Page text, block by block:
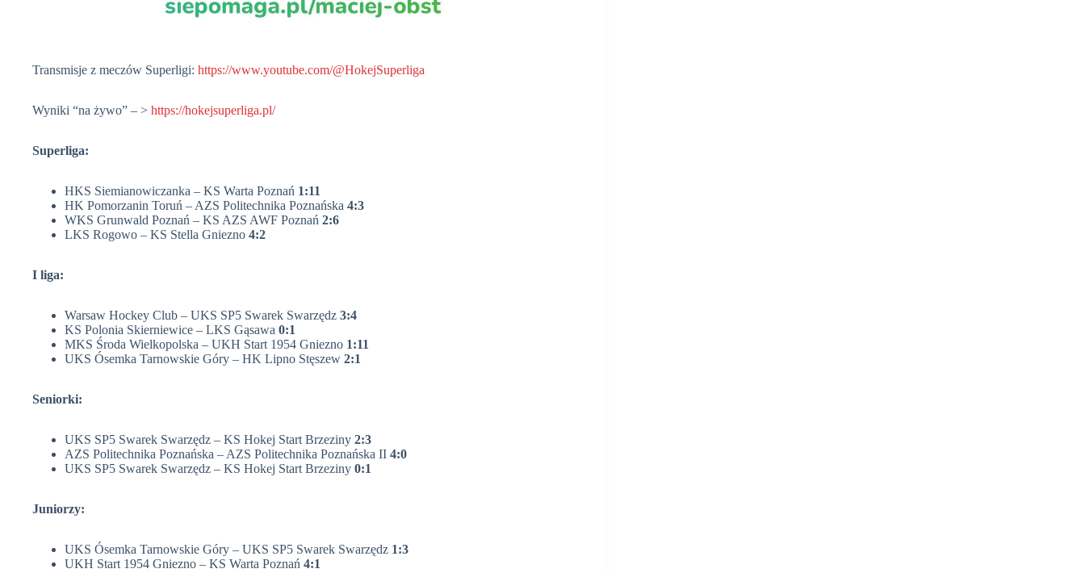
Transmisje z meczów Superligi: https://www.youtube.com/@HokejSuperliga
Wyniki “na żywo” – > https://hokejsuperliga.pl/
Superliga:
HKS Siemianowiczanka – KS Warta Poznań 1:11
HK Pomorzanin Toruń – AZS Politechnika Poznańska 4:3
WKS Grunwald Poznań – KS AZS AWF Poznań 2:6
LKS Rogowo – KS Stella Gniezno 4:2
I liga:
Warsaw Hockey Club – UKS SP5 Swarek Swarzędz 3:4
KS Polonia Skierniewice – LKS Gąsawa 0:1
MKS Środa Wielkopolska – UKH Start 1954 Gniezno 1:11
UKS Ósemka Tarnowskie Góry – HK Lipno Stęszew 2:1
Seniorki:
UKS SP5 Swarek Swarzędz – KS Hokej Start Brzeziny 2:3
AZS Politechnika Poznańska – AZS Politechnika Poznańska II 4:0
UKS SP5 Swarek Swarzędz – KS Hokej Start Brzeziny 0:1
Juniorzy:
UKS Ósemka Tarnowskie Góry – UKS SP5 Swarek Swarzędz 1:3
UKH Start 1954 Gniezno – KS Warta Poznań 4:1